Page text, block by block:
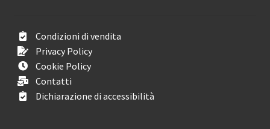
Condizioni di vendita
Privacy Policy
Cookie Policy
Contatti
Dichiarazione di accessibilità